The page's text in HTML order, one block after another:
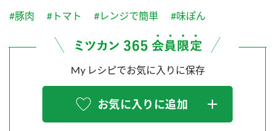
ふりかけ おすしの素
炊き込みご飯の素 米飯用調味液
PIN印
スペシャルサイト
ZENB initiative
MIM（ミツカンミュージアム）
販売終了製品のご案内
よくあるご質問
#豚肉 #トマト #レンジで簡単 #味ぽん
My レシピでお気に入りに保存
お気に入りに追加